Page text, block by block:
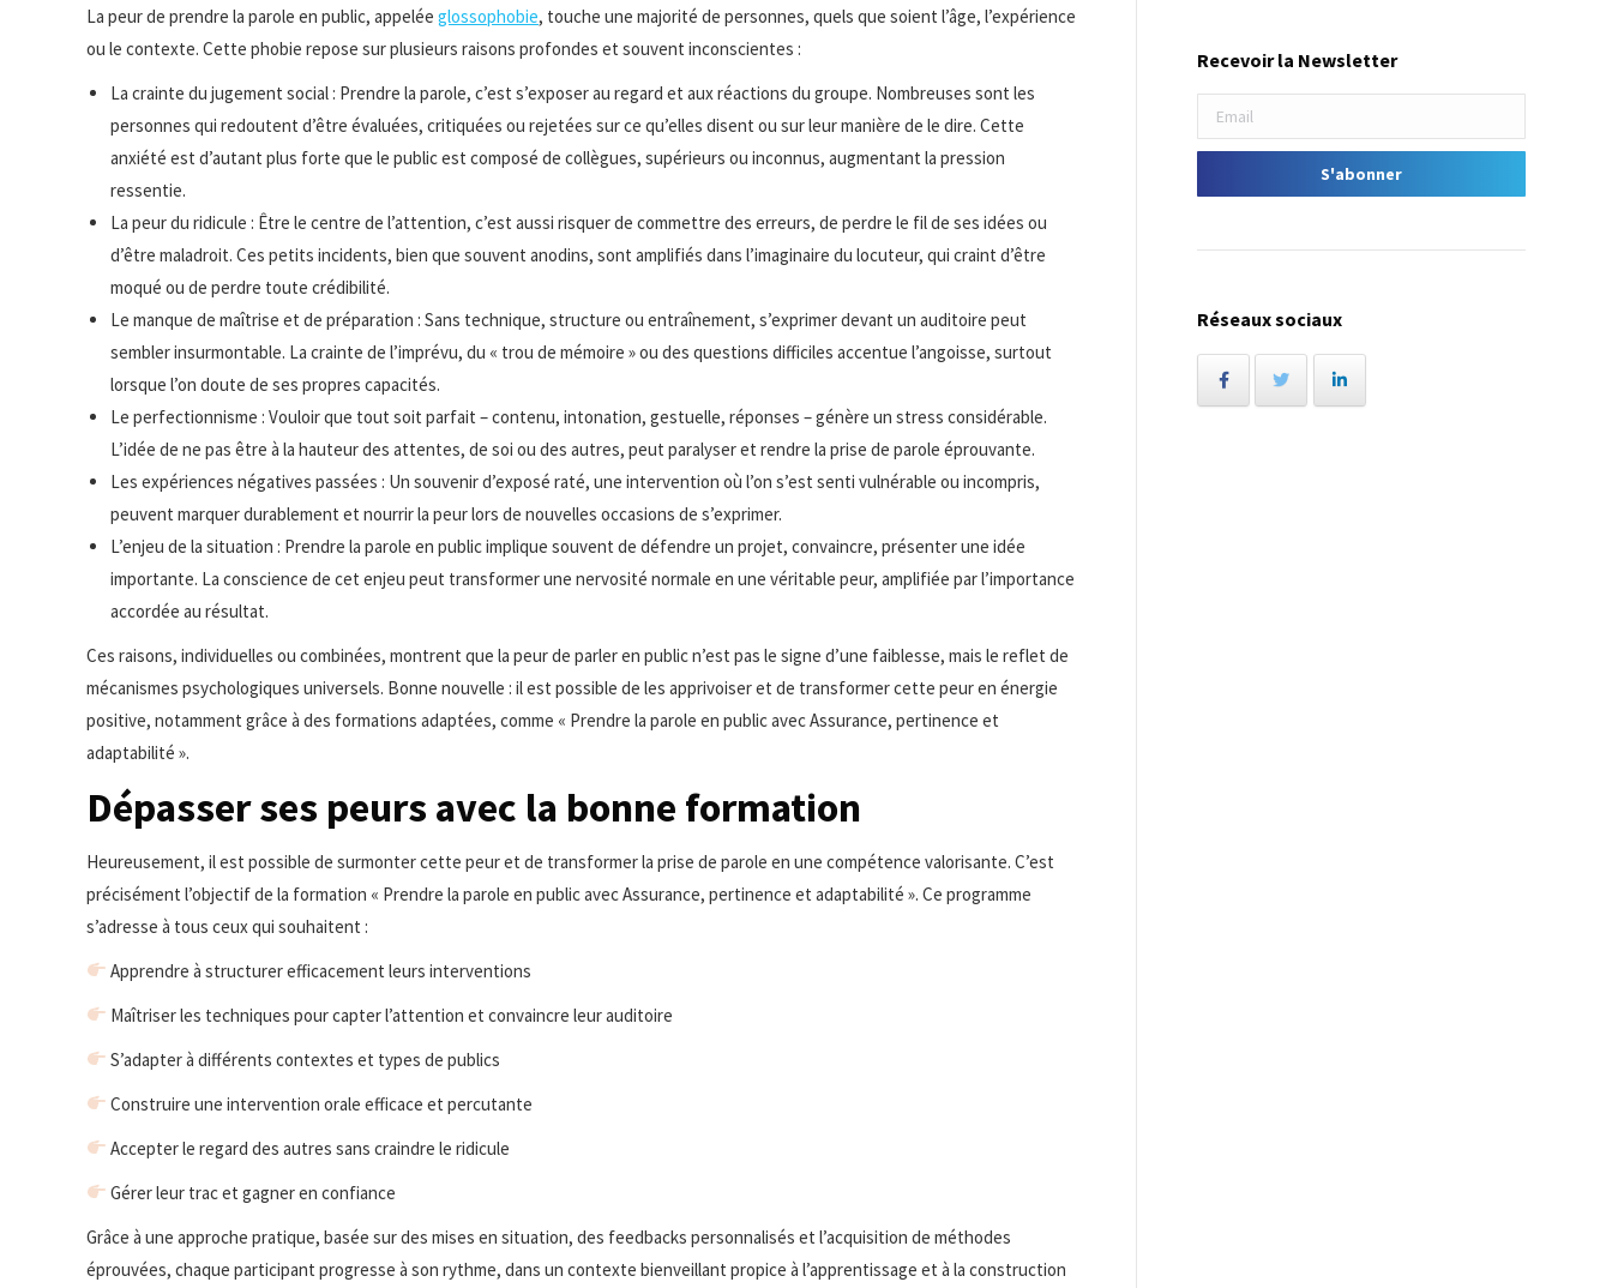
La peur de prendre la parole en public, appelée glossophobie, touche une majorité de personnes, quels que soient l’âge, l’expérience
ou le contexte. Cette phobie repose sur plusieurs raisons profondes et souvent inconscientes :
La crainte du jugement social : Prendre la parole, c’est s’exposer au regard et aux réactions du groupe. Nombreuses sont les
personnes qui redoutent d’être évaluées, critiquées ou rejetées sur ce qu’elles disent ou sur leur manière de le dire. Cette
anxiété est d’autant plus forte que le public est composé de collègues, supérieurs ou inconnus, augmentant la pression
ressentie.
La peur du ridicule : Être le centre de l’attention, c’est aussi risquer de commettre des erreurs, de perdre le fil de ses idées ou
d’être maladroit. Ces petits incidents, bien que souvent anodins, sont amplifiés dans l’imaginaire du locuteur, qui craint d’être
moqué ou de perdre toute crédibilité.
Le manque de maîtrise et de préparation : Sans technique, structure ou entraînement, s’exprimer devant un auditoire peut
sembler insurmontable. La crainte de l’imprévu, du « trou de mémoire » ou des questions difficiles accentue l’angoisse, surtout
lorsque l’on doute de ses propres capacités.
Le perfectionnisme : Vouloir que tout soit parfait – contenu, intonation, gestuelle, réponses – génère un stress considérable.
L’idée de ne pas être à la hauteur des attentes, de soi ou des autres, peut paralyser et rendre la prise de parole éprouvante.
Les expériences négatives passées : Un souvenir d’exposé raté, une intervention où l’on s’est senti vulnérable ou incompris,
peuvent marquer durablement et nourrir la peur lors de nouvelles occasions de s’exprimer.
L’enjeu de la situation : Prendre la parole en public implique souvent de défendre un projet, convaincre, présenter une idée
importante. La conscience de cet enjeu peut transformer une nervosité normale en une véritable peur, amplifiée par l’importance
accordée au résultat.
Ces raisons, individuelles ou combinées, montrent que la peur de parler en public n’est pas le signe d’une faiblesse, mais le reflet de
mécanismes psychologiques universels. Bonne nouvelle : il est possible de les apprivoiser et de transformer cette peur en énergie
positive, notamment grâce à des formations adaptées, comme « Prendre la parole en public avec Assurance, pertinence et
adaptabilité ».
Dépasser ses peurs avec la bonne formation
Heureusement, il est possible de surmonter cette peur et de transformer la prise de parole en une compétence valorisante. C’est
précisément l’objectif de la formation « Prendre la parole en public avec Assurance, pertinence et adaptabilité ». Ce programme
s’adresse à tous ceux qui souhaitent :
Apprendre à structurer efficacement leurs interventions
Maîtriser les techniques pour capter l’attention et convaincre leur auditoire
S’adapter à différents contextes et types de publics
Construire une intervention orale efficace et percutante
Accepter le regard des autres sans craindre le ridicule
Gérer leur trac et gagner en confiance
Grâce à une approche pratique, basée sur des mises en situation, des feedbacks personnalisés et l’acquisition de méthodes
éprouvées, chaque participant progresse à son rythme, dans un contexte bienveillant propice à l’apprentissage et à la construction
Recevoir la Newsletter
Réseaux sociaux